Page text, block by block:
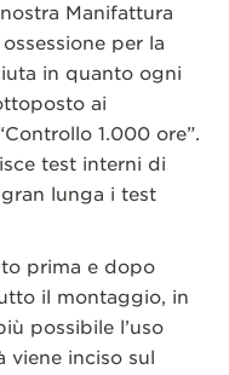
Manifattura
per la
in quanto ogni
ai
1.000 ore”.
test interni di
lunga i test
prima e dopo
il montaggio, in
possibile l’uso
viene inciso sul